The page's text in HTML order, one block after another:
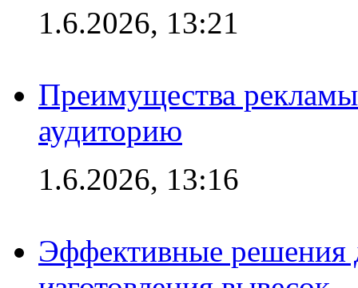
1.6.2026, 13:21
Преимущества
аудиторию
1.6.2026, 13:16
Эффективные решения